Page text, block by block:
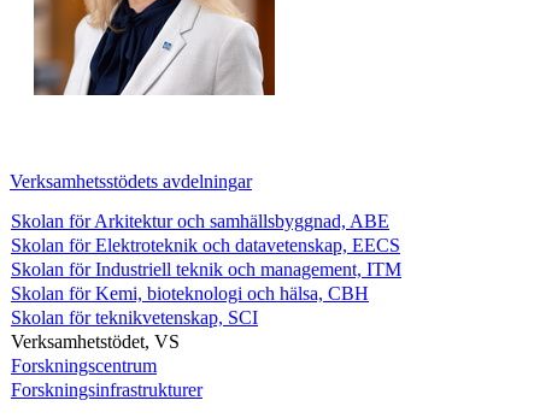
Verksamhetsstödets avdelningar
Skolan för Arkitektur och samhällsbyggnad, ABE
Skolan för Elektroteknik och datavetenskap, EECS
Skolan för Industriell teknik och management, ITM
Skolan för Kemi, bioteknologi och hälsa, CBH
Skolan för teknikvetenskap, SCI
Verksamhetstödet, VS
Forskningscentrum
Forskningsinfrastrukturer